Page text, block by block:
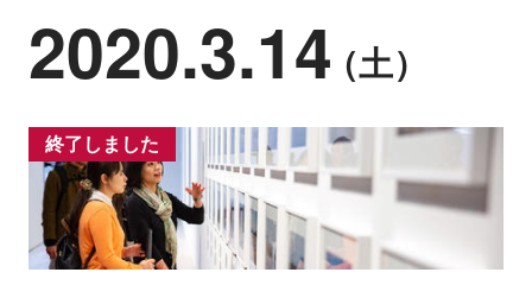
2020.3.14（土）
終了しました